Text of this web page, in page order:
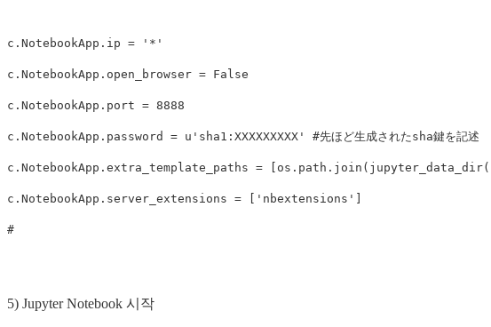
c . NotebookApp . ip = '*'
c . NotebookApp . open_browser = False
c . NotebookApp . port = 8888
c . NotebookApp . password = u 'sha1:XXXXXXXXX'
c . NotebookApp . extra_template_paths = os . path . join ( jupyter_data_dir
c . NotebookApp . server_extensions = 'nbextensions'
5) Jupyter Notebook 시작